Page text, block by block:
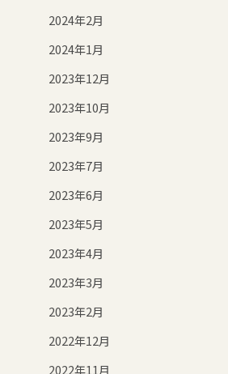
2024年2月
2024年1月
2023年12月
2023年10月
2023年9月
2023年7月
2023年6月
2023年5月
2023年4月
2023年3月
2023年2月
2022年12月
2022年11月